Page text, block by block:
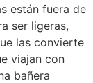
están fuera de
ser ligeras,
las convierte
viajan con
bañera